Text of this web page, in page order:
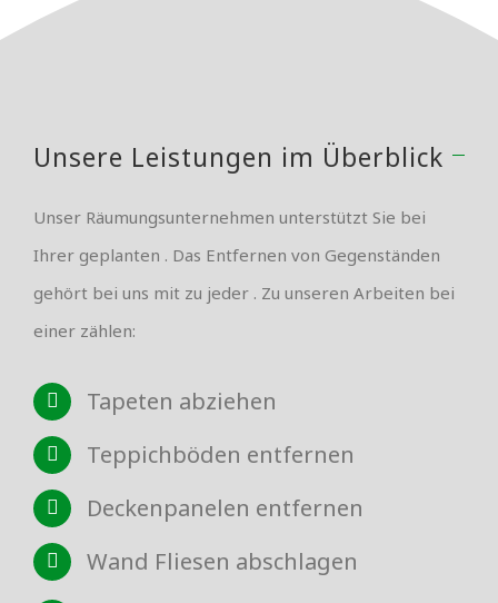
Unsere Leistungen im Überblick
Unser Räumungsunternehmen unterstützt Sie bei
Ihrer geplanten . Das Entfernen von Gegenständen
gehört bei uns mit zu jeder . Zu unseren Arbeiten bei
einer zählen:
Tapeten abziehen
Teppichböden entfernen
Deckenpanelen entfernen
Wand Fliesen abschlagen